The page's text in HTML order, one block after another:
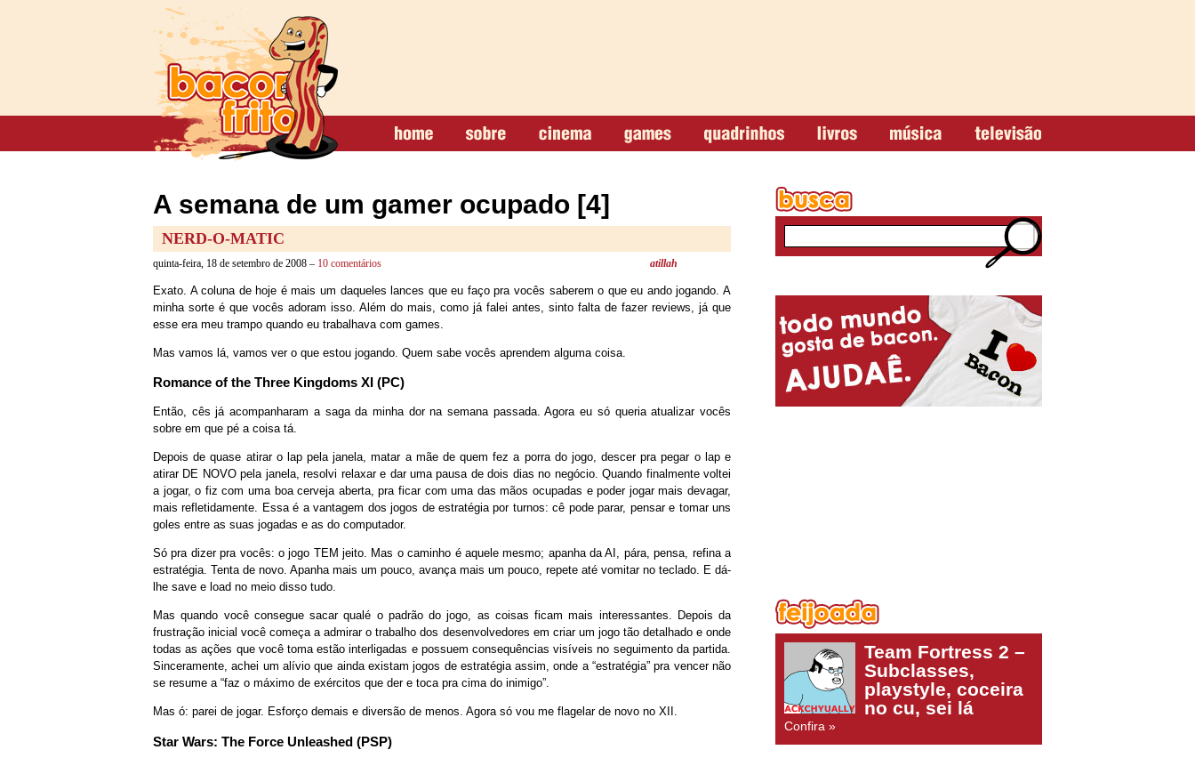
A semana de um gamer ocupado [4]
NERD-O-MATIC
quinta-feira, 18 de setembro de 2008 – 10 comentários atillah
Exato. A coluna de hoje é mais um daqueles lances que eu faço pra vocês saberem o que eu ando jogando. A
minha sorte é que vocês adoram isso. Além do mais, como já falei antes, sinto falta de fazer reviews, já que
esse era meu trampo quando eu trabalhava com games.
Mas vamos lá, vamos ver o que estou jogando. Quem sabe vocês aprendem alguma coisa.
Romance of the Three Kingdoms XI (PC)
Então, cês já acompanharam a saga da minha dor na semana passada. Agora eu só queria atualizar vocês
sobre em que pé a coisa tá.
Depois de quase atirar o lap pela janela, matar a mãe de quem fez a porra do jogo, descer pra pegar o lap e
atirar DE NOVO pela janela, resolvi relaxar e dar uma pausa de dois dias no negócio. Quando finalmente voltei
a jogar, o fiz com uma boa cerveja aberta, pra ficar com uma das mãos ocupadas e poder jogar mais devagar,
mais refletidamente. Essa é a vantagem dos jogos de estratégia por turnos: cê pode parar, pensar e tomar uns
goles entre as suas jogadas e as do computador.
Só pra dizer pra vocês: o jogo TEM jeito. Mas o caminho é aquele mesmo; apanha da AI, pára, pensa, refina a
estratégia. Tenta de novo. Apanha mais um pouco, avança mais um pouco, repete até vomitar no teclado. E dá-
lhe save e load no meio disso tudo.
Mas quando você consegue sacar qualé o padrão do jogo, as coisas ficam mais interessantes. Depois da
frustração inicial você começa a admirar o trabalho dos desenvolvedores em criar um jogo tão detalhado e onde
todas as ações que você toma estão interligadas e possuem consequências visíveis no seguimento da partida.
Sinceramente, achei um alívio que ainda existam jogos de estratégia assim, onde a “estratégia” pra vencer não
se resume a “faz o máximo de exércitos que der e toca pra cima do inimigo”.
Mas ó: parei de jogar. Esforço demais e diversão de menos. Agora só vou me flagelar de novo no XII.
Star Wars: The Force Unleashed (PSP)
Team Fortress 2 –
Subclasses,
playstyle, coceira
no cu, sei lá
Confira »